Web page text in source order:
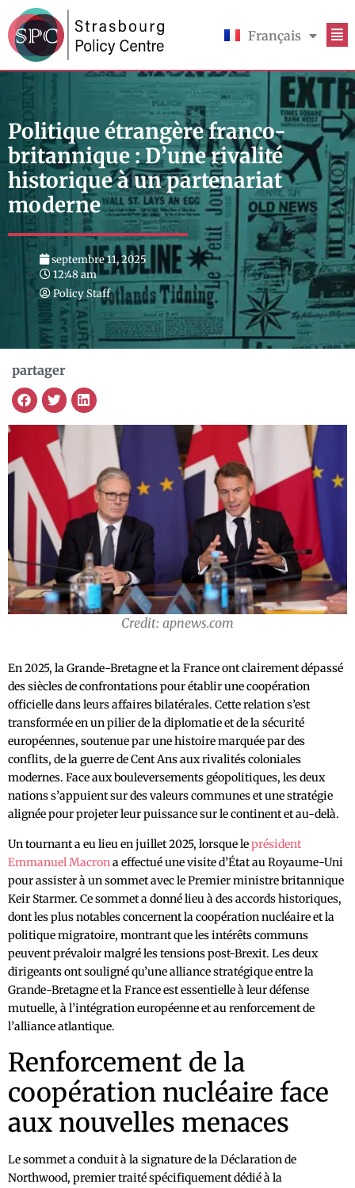
Français
English
Politique étrangère franco-
britannique : D’une rivalité
historique à un partenariat
moderne
septembre 11, 2025
12:48 am
Policy Staff
partager
Credit: apnews.com
En 2025, la Grande-Bretagne et la France ont clairement dépassé
des siècles de confrontations pour établir une coopération
officielle dans leurs affaires bilatérales. Cette relation s’est
transformée en un pilier de la diplomatie et de la sécurité
européennes, soutenue par une histoire marquée par des
conflits, de la guerre de Cent Ans aux rivalités coloniales
modernes. Face aux bouleversements géopolitiques, les deux
nations s’appuient sur des valeurs communes et une stratégie
alignée pour projeter leur puissance sur le continent et au-delà.
Un tournant a eu lieu en juillet 2025, lorsque leprésident
Emmanuel Macrona effectué une visite d’État au Royaume-Uni
pour assister à un sommet avec le Premier ministre britannique
Keir Starmer. Ce sommet a donné lieu à des accords historiques,
dont les plus notables concernent la coopération nucléaire et la
politique migratoire, montrant que les intérêts communs
peuvent prévaloir malgré les tensions post-Brexit. Les deux
dirigeants ont souligné qu’une alliance stratégique entre la
Grande-Bretagne et la France est essentielle à leur défense
mutuelle, à l’intégration européenne et au renforcement de
l’alliance atlantique.
Renforcement de la
coopération nucléaire face
aux nouvelles menaces
Le sommet a conduit à la signature de la Déclaration de
Northwood, premier traité spécifiquement dédié à la